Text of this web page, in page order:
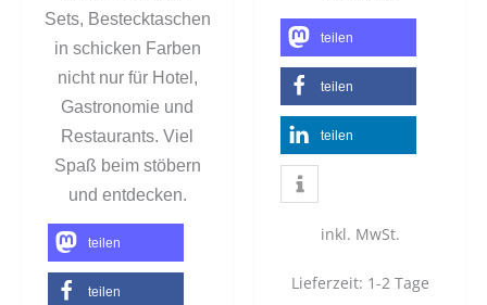
Sets, Bestecktaschen
in schicken Farben
nicht nur für Hotel,
Gastronomie und
Restaurants. Viel
Spaß beim stöbern
und entdecken.
teilen
teilen
teilen
teilen
teilen
inkl. MwSt.
Lieferzeit: 1-2 Tage